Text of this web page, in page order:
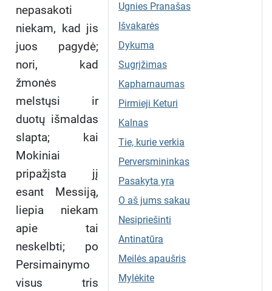
Ugnies Pranašas
Išvakarės
Dykuma
Sugrįžimas
Kapharnaumas
Pirmieji Keturi
Kalnas
Tie, kurie verkia
Perversmininkas
Pasakyta yra
O aš jums sakau
Nesipriešinti
Antinatūra
Meilės apaušris
Mylėkite
nepasakoti
niekam, kad jis
juos pagydė;
nori, kad
žmonės
melstųsi ir
duotų išmaldas
slapta; kai
Mokiniai
pripažįsta jį
esant Messiją,
liepia niekam
apie tai
neskelbti; po
Persimainymo
visus tris